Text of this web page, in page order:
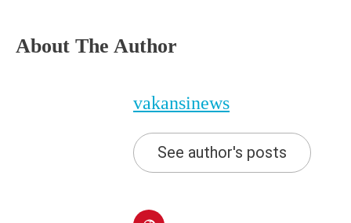
About The Author
vakansinews
See author's posts